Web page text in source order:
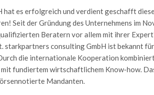
es erfolgreich und verdient geschafft
Seit der Gründung des Unternehmens im
Beratern vor allem mit ihrer
starkpartners consulting GmbH ist bekannt
die internationale Kooperation
mit fundiertem wirtschaftlichem Know-how.
Mandanten.